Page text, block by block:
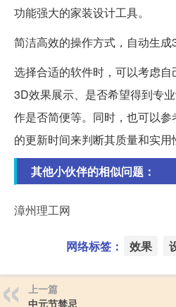
功能强大的家装设计工具。
简洁高效的操作方式，自动生成
选择合适的软件时，可以考虑
3D效果展示、是否希望得到专
作是否简便等。同时，也可以
的更新时间来判断其质量和实用
其他小伙伴的相似问题：
漳州理工网
网络标签： 效果
上一篇
中元节禁忌